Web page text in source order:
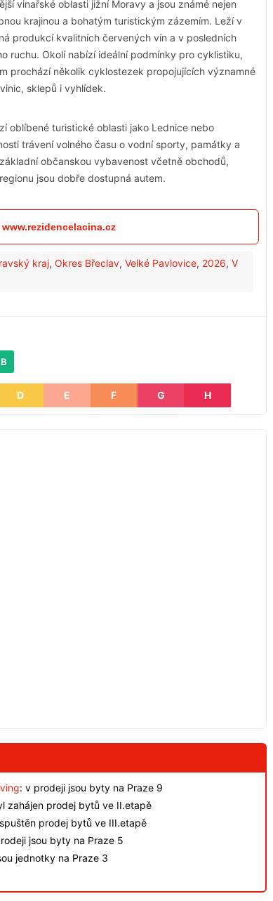
vinařské oblasti jižní Moravy a jsou známé nejen
krajinou a bohatým turistickým zázemím. Leží v
produkcí kvalitních červených vín a v posledních
ruchu. Okolí nabízí ideální podmínky pro cyklistiku,
prochází několik cyklostezek propojujících významné
sklepů i vyhlídek.
oblíbené turistické oblasti jako Lednice nebo
trávení volného času o vodní sporty, památky a
občanskou vybavenost včetně obchodů,
jsou dobře dostupná autem.
kraj, Okres Břeclav, Velké Pavlovice, 2026, V
D E F G H
: v prodeji jsou byty na Praze 9
zahájen prodej bytů ve II.etapě
prodej bytů ve III.etapě
jsou byty na Praze 5
jednotky na Praze 3